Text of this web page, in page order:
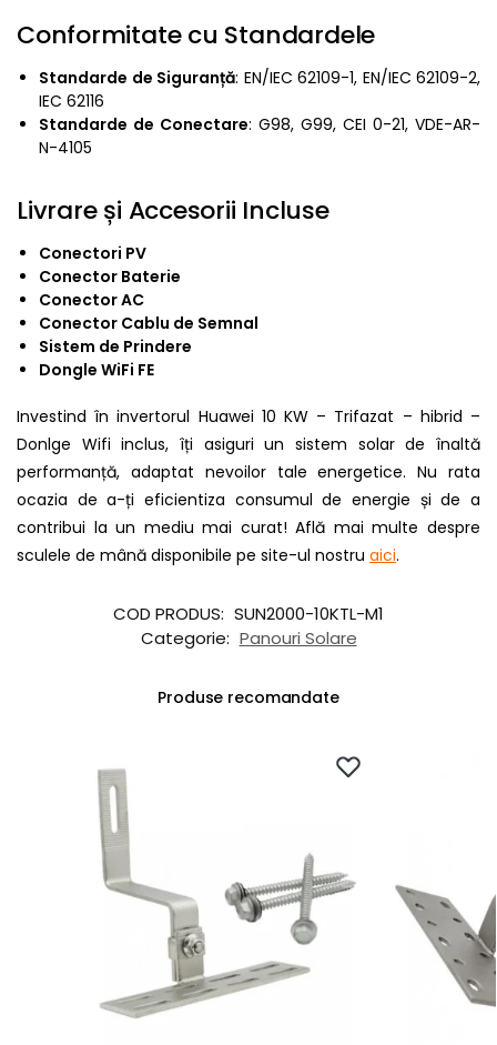
Conformitate cu Standardele
Standarde de Siguranță: EN/IEC 62109-1, EN/IEC 62109-2,
IEC 62116
Standarde de Conectare: G98, G99, CEI 0-21, VDE-AR-
N-4105
Livrare și Accesorii Incluse
Conectori PV
Conector Baterie
Conector AC
Conector Cablu de Semnal
Sistem de Prindere
Dongle WiFi FE
Investind în invertorul Huawei 10 KW – Trifazat – hibrid –
Donlge Wifi inclus, îți asiguri un sistem solar de înaltă
performanță, adaptat nevoilor tale energetice. Nu rata
ocazia de a-ți eficientiza consumul de energie și de a
contribui la un mediu mai curat! Află mai multe despre
sculele de mână disponibile pe site-ul nostru aici.
COD PRODUS: SUN2000-10KTL-M1
Categorie: Panouri Solare
Produse recomandate